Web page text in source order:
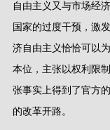
自由主义又与市场经
国家的过度干预，激
济自由主义恰恰可以
本位，主张以权利限
张事实上得到了官方
的改革开路。